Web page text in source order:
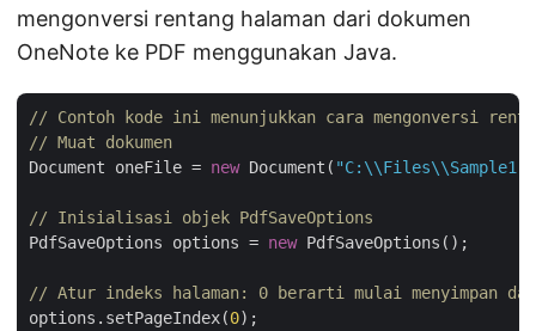
mengonversi rentang halaman dari dokumen
OneNote ke PDF menggunakan Java.
// Contoh kode ini menunjukkan cara mengonversi
// Muat dokumen
Document oneFile = new Document(
// Inisialisasi objek PdfSaveOptions
PdfSaveOptions options = new PdfSaveOptions();
// Atur indeks halaman: 0 berarti mulai menyimpan
options.setPageIndex(0);